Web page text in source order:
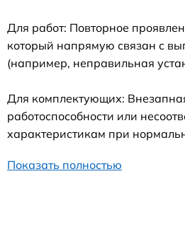
Для работ: Повторное
который напрямую связан с
(например, неправильная
Для комплектующих:
работоспособности или
характеристикам при
Показать полностью